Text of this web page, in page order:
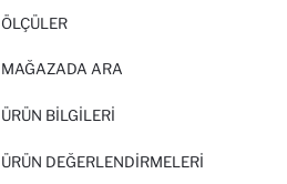
ÖLÇÜLER
MAĞAZADA ARA
ÜRÜN BILGILERI
ÜRÜN DEĞERLENDİRMELERİ